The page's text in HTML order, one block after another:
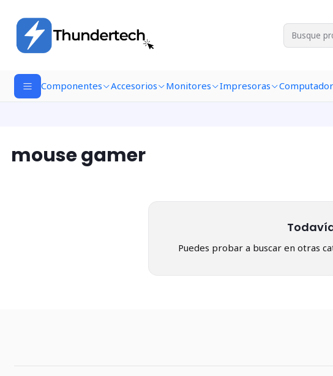
Componentes Accesorios Monitores Impresoras
mouse gamer
Puedes probar a buscar en otras